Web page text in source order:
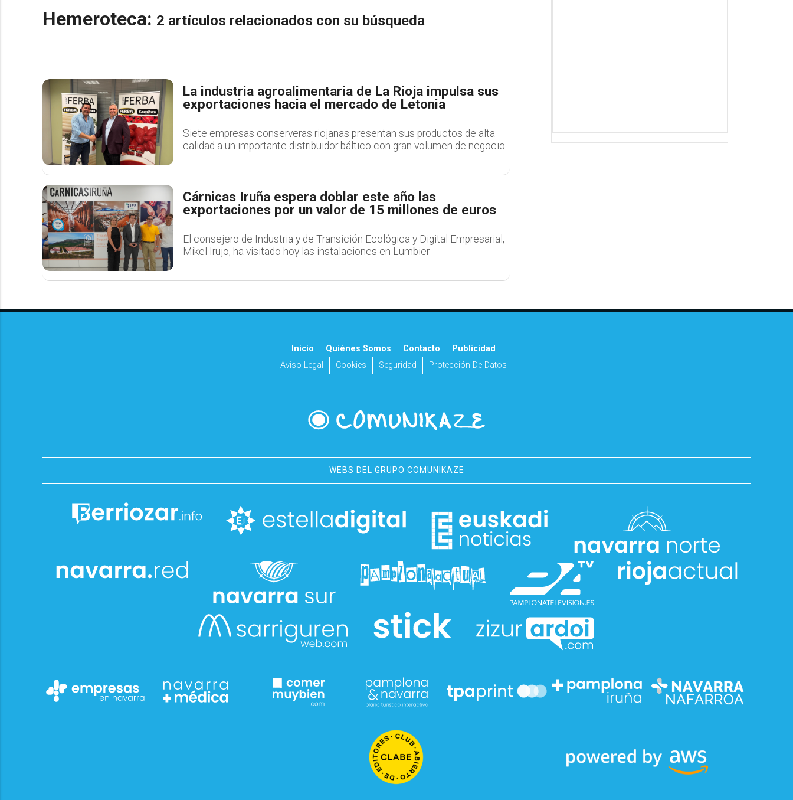
Hemeroteca: 2 artículos relacionados con su búsqueda
La industria agroalimentaria de La Rioja impulsa sus
exportaciones hacia el mercado de Letonia
Siete empresas conserveras riojanas presentan sus productos de alta
calidad a un importante distribuidor báltico con gran volumen de negocio
Cárnicas Iruña espera doblar este año las
exportaciones por un valor de 15 millones de euros
El consejero de Industria y de Transición Ecológica y Digital Empresarial,
Mikel Irujo, ha visitado hoy las instalaciones en Lumbier
Inicio Quiénes Somos Contacto
Publicidad
Aviso Legal
Cookies Seguridad Protección De Datos
WEBS DEL GRUPO COMUNIKAZE